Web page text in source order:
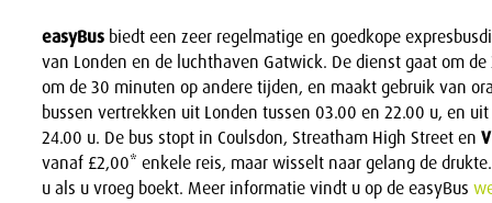
easyBusbiedt een zeer regelmatige en goedkope
van Londen en de luchthaven Gatwick. De dienst gaat om
om de 30 minuten op andere tijden, en maakt gebruik van
bussen vertrekken uit Londen tussen 03.00 en 22.00 u, en
24.00 u. De bus stopt in Coulsdon, Streatham High Street en
vanaf £2,00* enkele reis, maar wisselt naar gelang de
u als u vroeg boekt. Meer informatie vindt u op de easyBus